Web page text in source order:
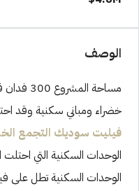
الوصف
مساحة
خضراء ومباني سكنية وقد
فيليت سوديك التجمع
الوحدات السكنية التي
الوحدات السكنية تطل على